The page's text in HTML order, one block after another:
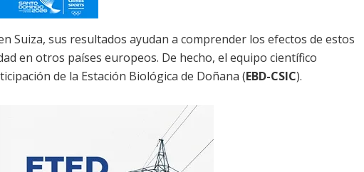
Suiza, sus resultados ayudan a comprender los efectos de estos
en otros países europeos. De hecho, el equipo científico
de la Estación Biológica de Doñana (EBD-CSIC).